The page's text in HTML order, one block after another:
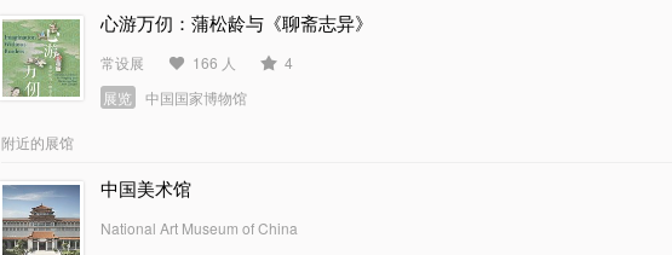
心游万仞：蒲松龄与《聊斋志异》
常设展 166 人
4
展览
中国国家博物馆
附近的展馆
中国美术馆
National Art Museum of China